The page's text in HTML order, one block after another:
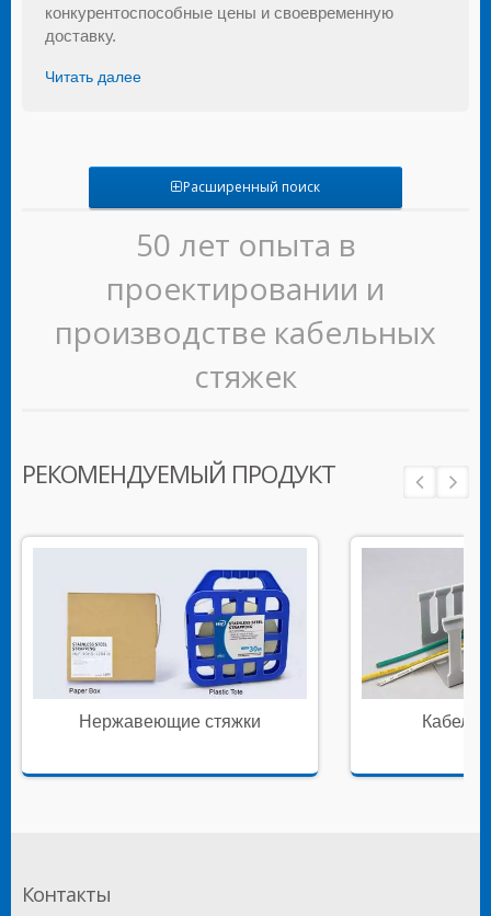
конкурентоспособные цены и своевременную
доставку.
Читать далее
Расширенный поиск
50 лет опыта в
проектировании и
производстве кабельных
стяжек
РЕКОМЕНДУЕМЫЙ ПРОДУКТ
Нержавеющие стяжки
Контакты